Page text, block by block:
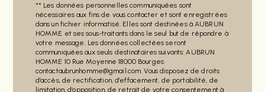
** Les données personnelles communiquées sont
nécessaires aux fins de vous contacter et sont enregistrées
dans un fichier informatisé. Elles sont destinées à AUBRUN
HOMME et ses sous-traitants dans le seul but de répondre à
votre message. Les données collectées seront
communiquées aux seuls destinataires suivants: AUBRUN
HOMME 10 Rue Moyenne 18000 Bourges
contactaubrunhomme@gmail.com. Vous disposez de droits
d’accès, de rectification, d’effacement, de portabilité, de
limitation, d’opposition, de retrait de votre consentement à